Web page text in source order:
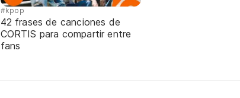
#kpop
42 frases de canciones de
CORTIS para compartir entre
fans